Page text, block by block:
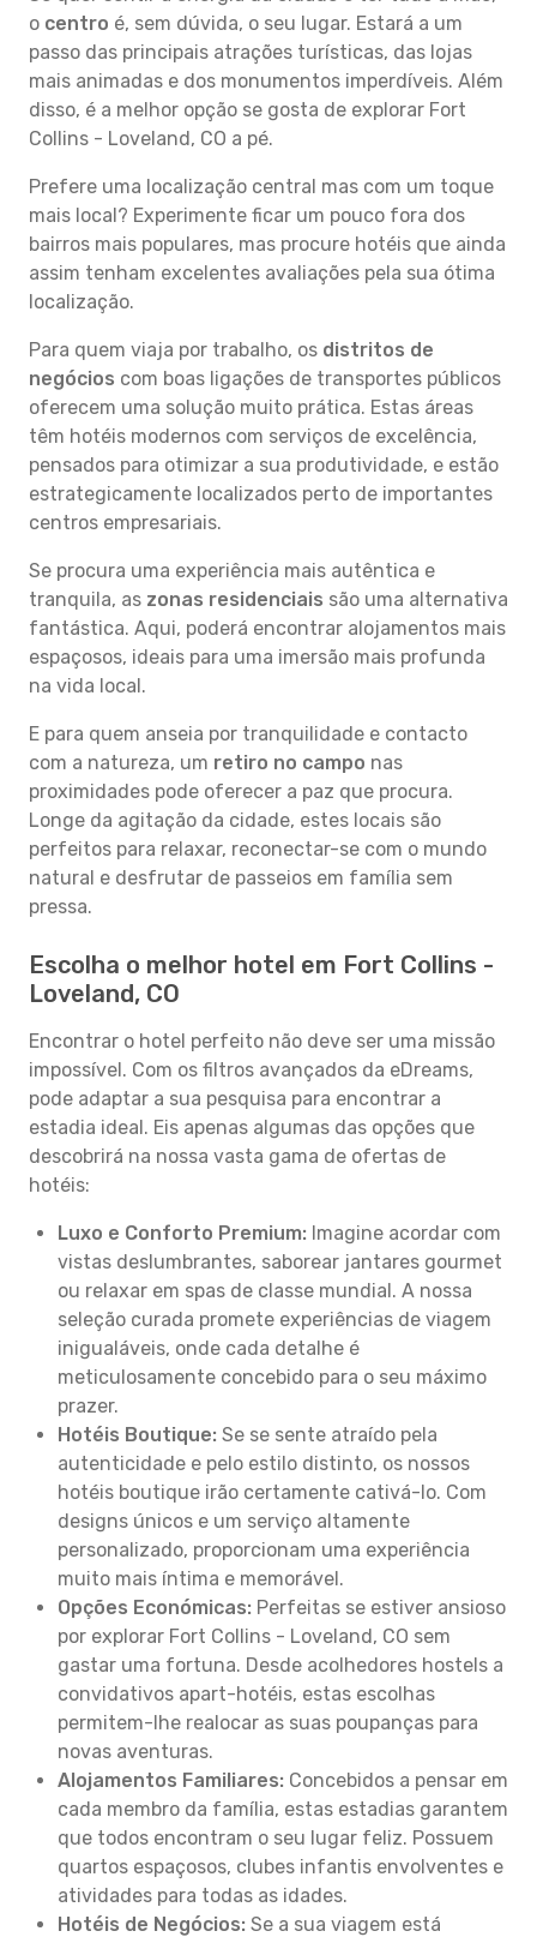
o centro é, sem dúvida, o seu lugar. Estará a um
passo das principais atrações turísticas, das lojas
mais animadas e dos monumentos imperdíveis. Além
disso, é a melhor opção se gosta de explorar Fort
Collins - Loveland, CO a pé.
Prefere uma localização central mas com um toque
mais local? Experimente ficar um pouco fora dos
bairros mais populares, mas procure hotéis que ainda
assim tenham excelentes avaliações pela sua ótima
localização.
Para quem viaja por trabalho, os distritos de
negócios com boas ligações de transportes públicos
oferecem uma solução muito prática. Estas áreas
têm hotéis modernos com serviços de excelência,
pensados para otimizar a sua produtividade, e estão
estrategicamente localizados perto de importantes
centros empresariais.
Se procura uma experiência mais autêntica e
tranquila, as zonas residenciais são uma alternativa
fantástica. Aqui, poderá encontrar alojamentos mais
espaçosos, ideais para uma imersão mais profunda
na vida local.
E para quem anseia por tranquilidade e contacto
com a natureza, um retiro no campo nas
proximidades pode oferecer a paz que procura.
Longe da agitação da cidade, estes locais são
perfeitos para relaxar, reconectar-se com o mundo
natural e desfrutar de passeios em família sem
pressa.
Escolha o melhor hotel em Fort Collins -
Loveland, CO
Encontrar o hotel perfeito não deve ser uma missão
impossível. Com os filtros avançados da eDreams,
pode adaptar a sua pesquisa para encontrar a
estadia ideal. Eis apenas algumas das opções que
descobrirá na nossa vasta gama de ofertas de
hotéis:
Luxo e Conforto Premium: Imagine acordar com
vistas deslumbrantes, saborear jantares gourmet
ou relaxar em spas de classe mundial. A nossa
seleção curada promete experiências de viagem
inigualáveis, onde cada detalhe é
meticulosamente concebido para o seu máximo
prazer.
Hotéis Boutique: Se se sente atraído pela
autenticidade e pelo estilo distinto, os nossos
hotéis boutique irão certamente cativá-lo. Com
designs únicos e um serviço altamente
personalizado, proporcionam uma experiência
muito mais íntima e memorável.
Opções Económicas: Perfeitas se estiver ansioso
por explorar Fort Collins - Loveland, CO sem
gastar uma fortuna. Desde acolhedores hostels a
convidativos apart-hotéis, estas escolhas
permitem-lhe realocar as suas poupanças para
novas aventuras.
Alojamentos Familiares: Concebidos a pensar em
cada membro da família, estas estadias garantem
que todos encontram o seu lugar feliz. Possuem
quartos espaçosos, clubes infantis envolventes e
atividades para todas as idades.
Hotéis de Negócios: Se a sua viagem está